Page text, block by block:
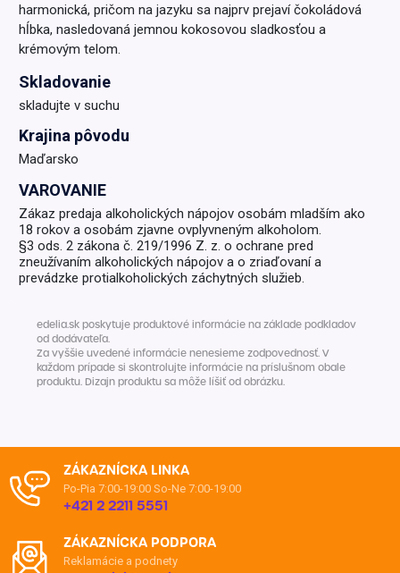
harmonická, pričom na jazyku sa najprv prejaví čokoládová
hĺbka, nasledovaná jemnou kokosovou sladkosťou a
krémovým telom.
Skladovanie
skladujte v suchu
Krajina pôvodu
Maďarsko
VAROVANIE
Zákaz predaja alkoholických nápojov osobám mladším ako
18 rokov a osobám zjavne ovplyvneným alkoholom.
§3 ods. 2 zákona č. 219/1996 Z. z. o ochrane pred
zneužívaním alkoholických nápojov a o zriaďovaní a
prevádzke protialkoholických záchytných služieb.
edelia.sk poskytuje produktové informácie na základe podkladov
od dodávateľa.
Za vyššie uvedené informácie nenesieme zodpovednosť. V
každom prípade si skontrolujte informácie na príslušnom obale
produktu. Dizajn produktu sa môže líšiť od obrázku.
ZÁKAZNÍCKA LINKA
Po-Pia 7:00-19:00 So-Ne 7:00-19:00
+421 2 2211 5551
ZÁKAZNÍCKA PODPORA
Reklamácie a podnety